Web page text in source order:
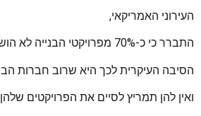
העירוני האמריקאי,
התברר כי כ-70% מפרויקטי הבנייה לא הושלמו בזמן.
הסיבה העיקרית לכך היא שרוב חברות
ואין להן תמריץ לסיים את הפרויקטים